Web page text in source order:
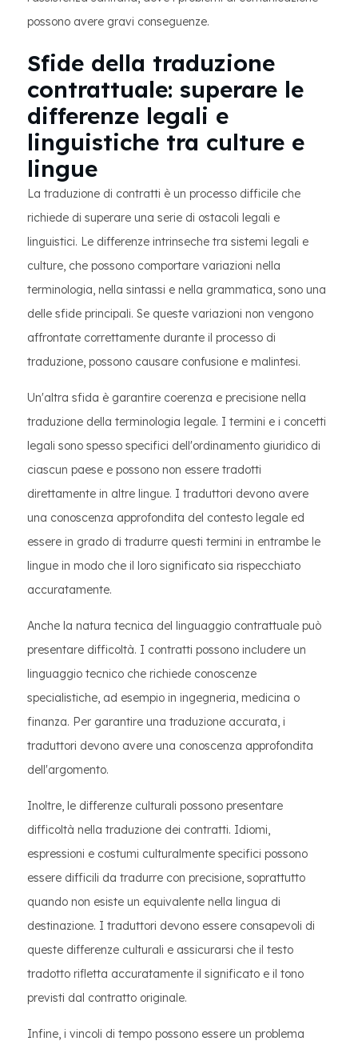
possono avere gravi conseguenze.
Sfide della traduzione
contrattuale: superare le
differenze legali e
linguistiche tra culture e
lingue
La traduzione di contratti è un processo difficile che
richiede di superare una serie di ostacoli legali e
linguistici. Le differenze intrinseche tra sistemi legali e
culture, che possono comportare variazioni nella
terminologia, nella sintassi e nella grammatica, sono una
delle sfide principali. Se queste variazioni non vengono
affrontate correttamente durante il processo di
traduzione, possono causare confusione e malintesi.
Un'altra sfida è garantire coerenza e precisione nella
traduzione della terminologia legale. I termini e i concetti
legali sono spesso specifici dell'ordinamento giuridico di
ciascun paese e possono non essere tradotti
direttamente in altre lingue. I traduttori devono avere
una conoscenza approfondita del contesto legale ed
essere in grado di tradurre questi termini in entrambe le
lingue in modo che il loro significato sia rispecchiato
accuratamente.
Anche la natura tecnica del linguaggio contrattuale può
presentare difficoltà. I contratti possono includere un
linguaggio tecnico che richiede conoscenze
specialistiche, ad esempio in ingegneria, medicina o
finanza. Per garantire una traduzione accurata, i
traduttori devono avere una conoscenza approfondita
dell'argomento.
Inoltre, le differenze culturali possono presentare
difficoltà nella traduzione dei contratti. Idiomi,
espressioni e costumi culturalmente specifici possono
essere difficili da tradurre con precisione, soprattutto
quando non esiste un equivalente nella lingua di
destinazione. I traduttori devono essere consapevoli di
queste differenze culturali e assicurarsi che il testo
tradotto rifletta accuratamente il significato e il tono
previsti dal contratto originale.
Infine, i vincoli di tempo possono essere un problema